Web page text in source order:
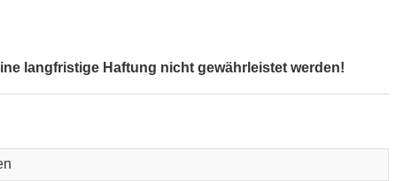
langfristige Haftung nicht gewährleistet werden!